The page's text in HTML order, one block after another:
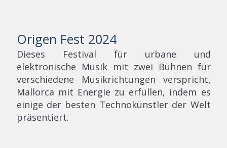
Origen Fest 2024
Dieses Festival für urbane und
elektronische Musik mit zwei Bühnen für
verschiedene Musikrichtungen verspricht,
Mallorca mit Energie zu erfüllen, indem es
einige der besten Technokünstler der Welt
präsentiert.